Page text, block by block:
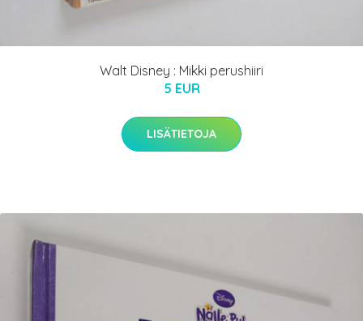
Walt Disney : Mikki perushiiri
5 EUR
LISÄTIETOJA